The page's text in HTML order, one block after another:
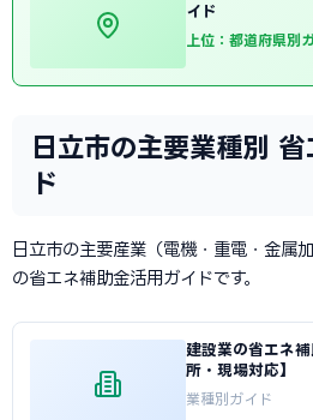
イド
上位：都道府県別
日立市の主要業種別
ド
日立市の主要産業（電機・重電・金属
の省エネ補助金活用ガイドです。
建設業の省エネ
所・現場対応】
業種別ガイド